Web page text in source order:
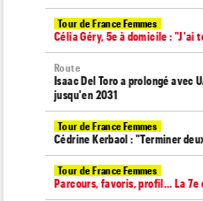
Tour de France Femmes
Célia Géry, 5e à domicile : "J'ai
Route
Isaac Del Toro a prolongé avec
jusqu'en 2031
Tour de France Femmes
Cédrine Kerbaol : "Terminer
Tour de France Femmes
Parcours, favoris, profil… La 7e